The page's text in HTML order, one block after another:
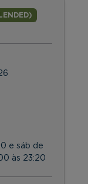
e sáb de
às 23:20